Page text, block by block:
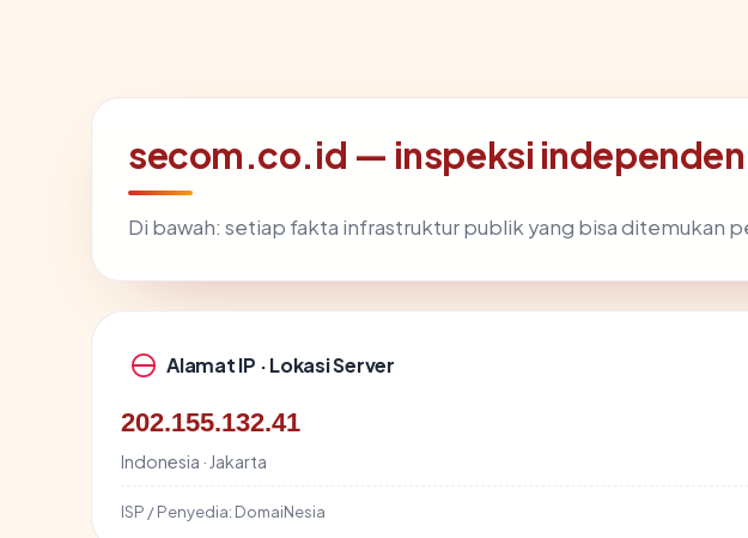
secom.co.id — inspeksi independen
Di bawah: setiap fakta infrastruktur publik yang bisa ditemukan
Alamat IP · Lokasi Server
202.155.132.41
Indonesia · Jakarta
ISP / Penyedia: DomaiNesia